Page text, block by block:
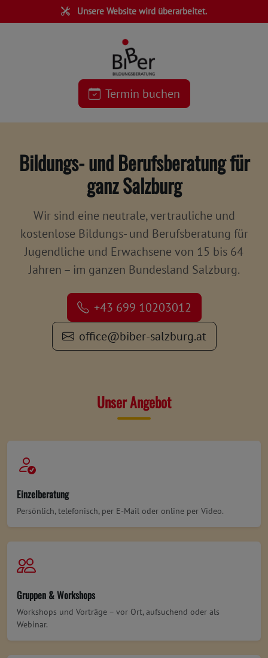
Unsere Website wird überarbeitet.
Termin buchen
Bildungs- und Berufsberatung für
ganz Salzburg
Wir sind eine neutrale, vertrauliche und
kostenlose Bildungs- und Berufsberatung für
Jugendliche und Erwachsene von 15 bis 64
Jahren – im ganzen Bundesland Salzburg.
+43 699 10203012
office@biber-salzburg.at
Unser Angebot
Einzelberatung
Persönlich, telefonisch, per E-Mail oder online per Video.
Gruppen & Workshops
Workshops und Vorträge – vor Ort, aufsuchend oder als
Webinar.